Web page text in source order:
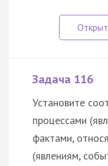
Задача 116
Установите
процессами
фактами,
(явлениям,